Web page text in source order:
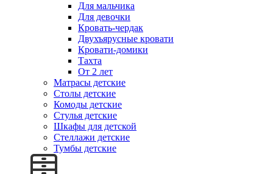
Для мальчика
Для девочки
Кровать-чердак
Двухъярусные кровати
Кровати-домики
Тахта
От 2 лет
Матрасы детские
Столы детские
Комоды детские
Стулья детские
Шкафы для детской
Стеллажи детские
Тумбы детские